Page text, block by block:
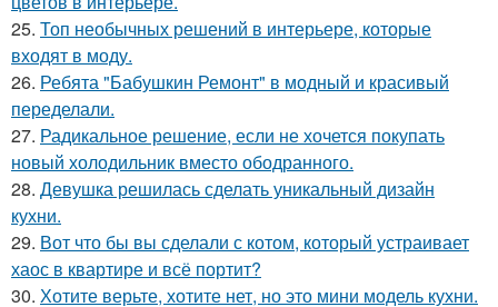
25. Топ необычных решений в интерьере, которые
входят в моду.
26. Ребята "Бабушкин Ремонт" в модный и красивый
переделали.
27. Радикальное решение, если не хочется покупать
новый холодильник вместо ободранного.
28. Девушка решилась сделать уникальный дизайн
кухни.
29. Вот что бы вы сделали с котом, который устраивает
хаос в квартире и всё портит?
30. Хотите верьте, хотите нет, но это мини модель кухни.